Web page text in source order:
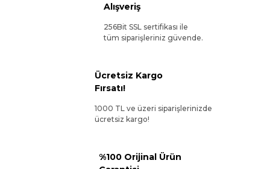
Alışveriş
256Bit SSL sertifikası ile
tüm siparişleriniz güvende.
Ücretsiz Kargo
Fırsatı!
1000 TL ve üzeri siparişlerinizde
ücretsiz kargo!
%100 Orijinal Ürün